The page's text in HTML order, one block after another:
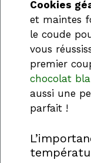
Cookies
et maintes
le coude
vous
premier
chocolat
aussi une
parfait !